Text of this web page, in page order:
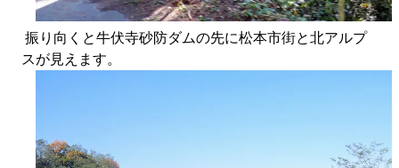
振り向くと牛伏寺砂防ダムの先に松本市街と北アルプ
スが見えます。